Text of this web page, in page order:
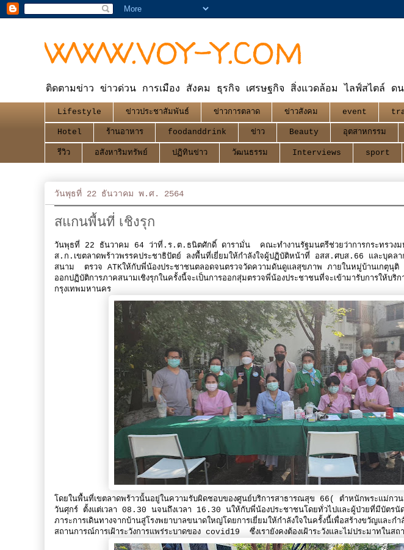
WWW.VOY-Y.COM
ติดตามข่าว ข่าวด่วน การเมือง สังคม ธุรกิจ เศรษฐกิจ สิ่งแวดล้อม ไลฟ์สไตล์
Lifestyle ข่าวประชาสัมพันธ์ ข่าวการตลาด ข่าวสังคม event
Hotel ร้านอาหาร foodanddrink ข่าว Beauty อุตสาหกรรม
รีวิว อสังหาริมทรัพย์ ปฏิทินข่าว วัฒนธรรม Interviews sport
วันพุธที่ 22 ธันวาคม พ.ศ. 2564
สแกนพื้นที่ เชิงรุก
วันพุธที่ 22 ธันวาคม 64 ว่าที่.ร.ต.ธนิตศักดิ์ ดารามั่น คณะทำงานรัฐมนตรีช่วยว่าการกระทร
ส.ก.เขตลาดพร้าวพรรคประชาธิปัตย์ ลงพื้นที่เยี่ยมให้กำลังใจผู้ปฏิบัติหน้าที่ อสส.ศบส.66 และบุคลา
สนาม ตรวจ ATKให้กับพี่น้องประชาชนตลอดจนตรวจวัดความดันดูแลสุขภาพ ภายในหมู่บ้านเกตุ
ออกปฏิบัติการภาคสนามเชิงรุกในครั้งนี้จะเป็นการออกสุ่มตรวจพี่น้องประชาชนที่จะเข้ามารับการให้บ
กรุงเทพมหานคร
โดยในพื้นที่เขตลาดพร้าวนั้นอยู่ในความรับผิดชอบของศูนย์บริการสาธารณสุข 66( ตําหนักพระแม่กว
วันศุกร์ ตั้งแต่เวลา 08.30 นจนถึงเวลา 16.30 นให้กับพี่น้องประชาชนโดยทั่วไปและผู้ป่วยที่มีบัตรนัด
ภาระการเดินทางจากบ้านสู่โรงพยาบาลขนาดใหญ่โดยการเยี่ยมให้กำลังใจในครั้งนี้เพื่อสร้างขวัญและก
สถานการณ์การเฝ้าระวังการแพร่ระบาดของ covid19 ซึ่งเรายังคงต้องเฝ้าระวังและไม่ประมาทในส